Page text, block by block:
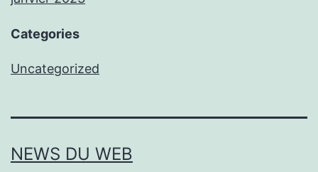
Categories
Uncategorized
NEWS DU WEB